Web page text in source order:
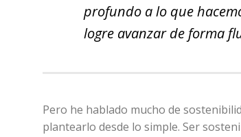
profundo a lo que
logre avanzar de forma
Pero he hablado mucho de
plantearlo desde lo simple. Ser